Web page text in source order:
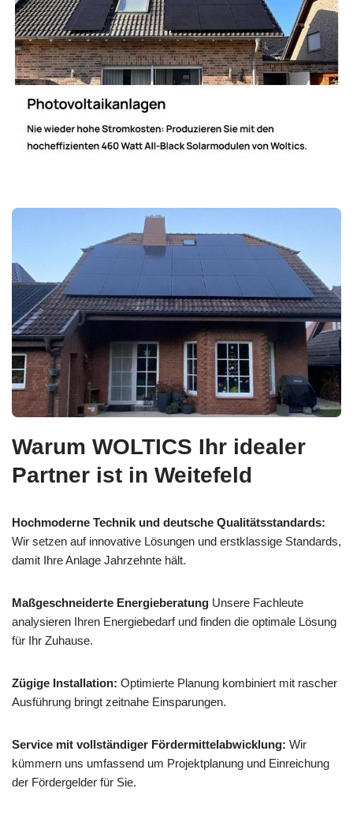
Warum WOLTICS Ihr idealer
Partner ist in Weitefeld
Hochmoderne Technik und deutsche Qualitätsstandards:
Wir setzen auf innovative Lösungen und erstklassige Standards,
damit Ihre Anlage Jahrzehnte hält.
Maßgeschneiderte Energieberatung Unsere Fachleute
analysieren Ihren Energiebedarf und finden die optimale Lösung
für Ihr Zuhause.
Zügige Installation: Optimierte Planung kombiniert mit rascher
Ausführung bringt zeitnahe Einsparungen.
Service mit vollständiger Fördermittelabwicklung: Wir
kümmern uns umfassend um Projektplanung und Einreichung
der Fördergelder für Sie.